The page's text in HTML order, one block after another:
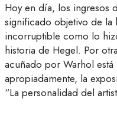
Hoy en día, los ingresos
significado objetivo de la
incorruptible como lo
historia de Hegel. Por
acuñado por Warhol
apropiadamente, la
“La personalidad del